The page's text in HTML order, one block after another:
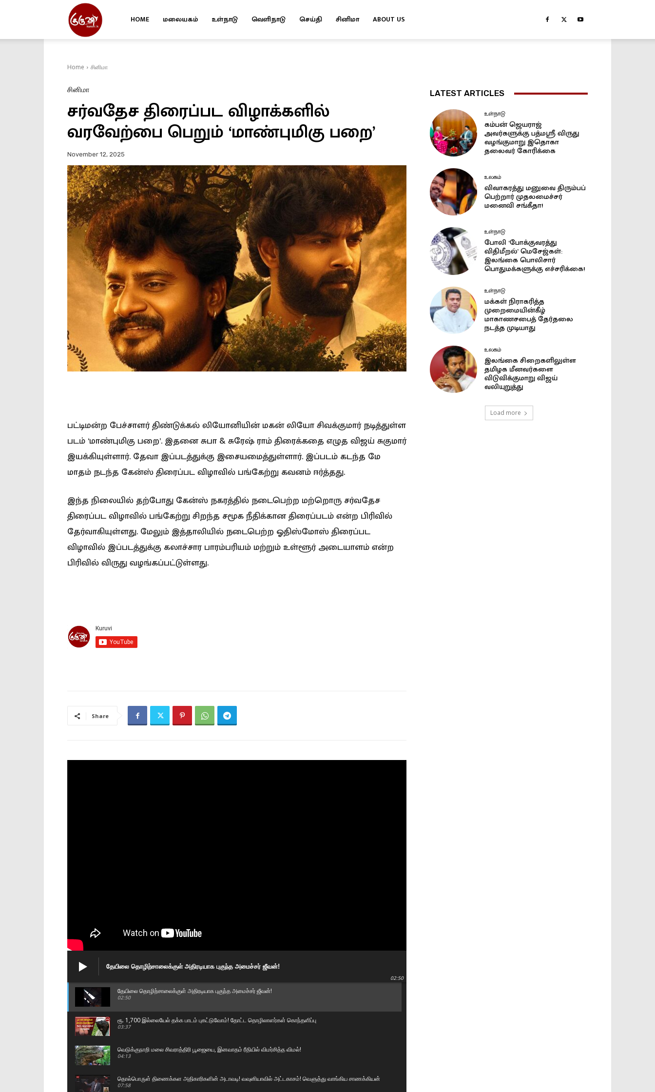
HOME மலையகம் உள்நாடு வெளிநாடு செய்தி சினிமா ABOUT US
Home சினிமா
சினிமா
சர்வதேச திரைப்பட விழாக்களில்
வரவேற்பை பெறும் ‘மாண்புமிகு பறை’
November 12, 2025
பட்டிமன்ற பேச்சாளர் திண்டுக்கல் லியோனியின் மகன் லியோ சிவக்குமார் நடித்துள்ள
படம் ‘மாண்புமிகு பறை’. இதனை சுபா & சுரேஷ் ராம் திரைக்கதை எழுத விஜய் சுகுமார்
இயக்கியுள்ளார். தேவா இப்படத்துக்கு இசையமைத்துள்ளார். இப்படம் கடந்த மே
மாதம் நடந்த கேன்ஸ் திரைப்பட விழாவில் பங்கேற்று கவனம் ஈர்த்தது.
இந்த நிலையில் தற்போது கேன்ஸ் நகரத்தில் நடைபெற்ற மற்றொரு சர்வதேச
திரைப்பட விழாவில் பங்கேற்று சிறந்த சமூக நீதிக்கான திரைப்படம் என்ற பிரிவில்
தேர்வாகியுள்ளது. மேலும் இத்தாலியில் நடைபெற்ற ஓதிஸ்மோஸ் திரைப்பட
விழாவில் இப்படத்துக்கு கலாச்சார பாரம்பரியம் மற்றும் உள்ளூர் அடையாளம் என்ற
பிரிவில் விருது வழங்கப்பட்டுள்ளது.
Share
தேயிலை தொழிற்சாலைக்குள் அதிரடியாக புகுந்த அமைச்சர் ஜீவன்!
02:50
தேயிலை தொழிற்சாலைக்குள் அதிரடியாக புகுந்த அமைச்சர் ஜீவன்!
02:50
ரூ. 1,700 இல்லையேல் தக்க பாடம் புகட்டுவோம்! தோட்ட தொழிலாளர்கள் கொந்தளிப்பு
03:37
வெடுக்குநாறி மலை சிவராத்திரி பூஜையை, இனவாதம் ரீதியில் விமர்சித்த விமல்!
04:13
தொல்பொருள் திணைக்கள அதிகாரிகளின் அடாவடி! வவுனியாவில் அட்டகாசம்! வெளுத்து வாங்கிய சாணக்கியன்
07:58
LATEST ARTICLES
உள்நாடு
கம்பன் ஜெயராஜ்
அவர்களுக்கு பத்மஸ்ரீ விருது
வழங்குமாறு இதொகா
தலைவர் கோரிக்கை
உலகம்
விவாகரத்து மனுவை திரும்பப்
பெற்றார் முதலமைச்சர்
மனைவி சங்கீதா!
உள்நாடு
போலி ‘போக்குவரத்து
விதிமீறல்’ மெசேஜ்கள்:
இலங்கை பொலிசார்
பொதுமக்களுக்கு எச்சரிக்கை!
உள்நாடு
மக்கள் நிராகரித்த
முறைமையின்கீழ்
மாகாணசபைத் தேர்தலை
நடத்த முடியாது
உலகம்
இலங்கை சிறைகளிலுள்ள
தமிழக மீனவர்களை
விடுவிக்குமாறு விஜய்
வலியுறுத்து
Load more